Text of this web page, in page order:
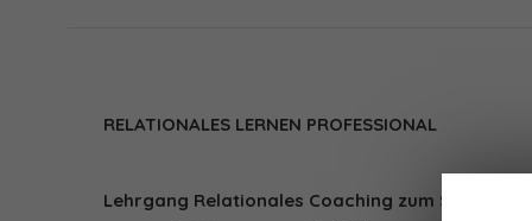
RELATIONALES LERNEN PROFESSIONAL
Lehrgang Relationales Coaching zum Streamen